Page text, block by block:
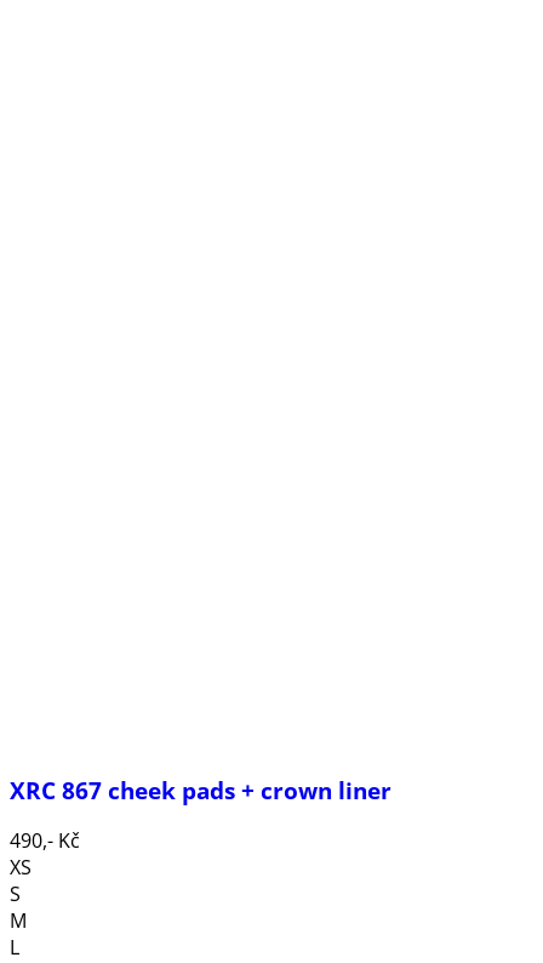
XRC 867 cheek pads + crown liner
490,- Kč
XS
S
M
L